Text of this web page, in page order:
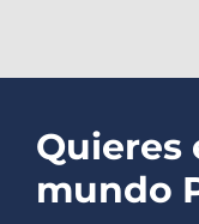
Quieres
mundo